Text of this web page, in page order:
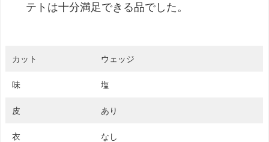
テトは十分満足できる品でした。
カット ウェッジ
味 塩
皮 あり
衣 なし